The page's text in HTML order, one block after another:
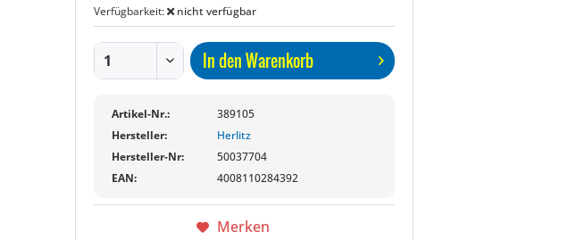
Verfügbarkeit:
nicht verfügbar
In denWarenkorb
Artikel-Nr.:
389105
Hersteller:
Herlitz
Hersteller-Nr:
50037704
EAN:
4008110284392
Merken